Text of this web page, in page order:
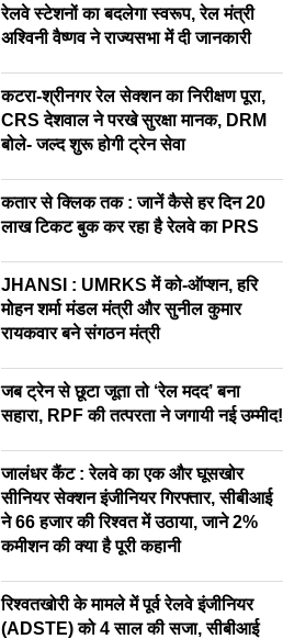
रेलवे स्टेशनों का बदलेगा स्वरूप, रेल मंत्री
अश्विनी वैष्णव ने राज्यसभा में दी जानकारी
कटरा-श्रीनगर रेल सेक्शन का निरीक्षण पूरा,
CRS देशवाल ने परखे सुरक्षा मानक, DRM
बोले- जल्द शुरू होगी ट्रेन सेवा
कतार से क्लिक तक : जानें कैसे हर दिन 20
लाख टिकट बुक कर रहा है रेलवे का PRS
JHANSI : UMRKS में को-ऑप्शन, हरि
मोहन शर्मा मंडल मंत्री और सुनील कुमार
रायकवार बने संगठन मंत्री
जब ट्रेन से छूटा जूता तो ‘रेल मदद’ बना
सहारा, RPF की तत्परता ने जगायी नई उम्मीद!
जालंधर कैंट : रेलवे का एक और घूसखोर
सीनियर सेक्शन इंजीनियर गिरफ्तार, सीबीआई
ने 66 हजार की रिश्वत में उठाया, जाने 2%
कमीशन की क्या है पूरी कहानी
रिश्वतखोरी के मामले में पूर्व रेलवे इंजीनियर
(ADSTE) को 4 साल की सजा, सीबीआई